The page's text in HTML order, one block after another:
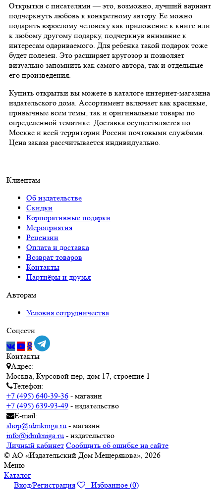
Открытки с писателями — это, возможно, лучший вариант
подчеркнуть любовь к конкретному автору. Ее можно
подарить взрослому человеку как приложение к книге или
к любому другому подарку, подчеркнув внимание к
интересам одариваемого. Для ребенка такой подарок тоже
будет полезен. Это расширяет кругозор и позволяет
визуально запомнить как самого автора, так и отдельные
его произведения.
Купить открытки вы можете в каталоге интернет-магазина
издательского дома. Ассортимент включает как красивые,
привычные всем темы, так и оригинальные товары по
определенной тематике. Доставка осуществляется по
Москве и всей территории России почтовыми службами.
Цена заказа рассчитывается индивидуально.
Клиентам
Об издательстве
Скидки
Корпоративные подарки
Мероприятия
Рецензии
Оплата и доставка
Возврат товаров
Контакты
Партнёры и друзья
Авторам
Условия сотрудничества
Соцсети
Контакты
Адрес:
Москва, Курсовой пер, дом 17, строение 1
Телефон:
+7 (495) 640-39-36 - магазин
+7 (495) 639-93-49 - издательство
E-mail:
shop@idmkniga.ru - магазин
info@idmkniga.ru - издательство
Личный кабинет Сообщить об ошибке на сайте
© АО «Издательский Дом Мещерякова», 2026
Меню
Каталог
Вход/Регистрация
Избранное (0)